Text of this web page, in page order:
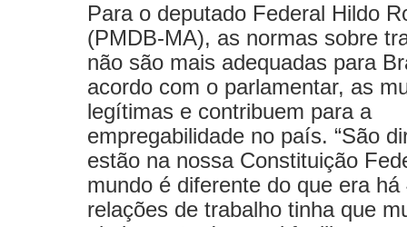
Para o deputado Federal Hildo
(PMDB-MA), as normas sobre
não são mais adequadas para
acordo com o parlamentar, as
legítimas e contribuem para a
empregabilidade no país. “São
estão na nossa Constituição
mundo é diferente do que era
relações de trabalho tinha que